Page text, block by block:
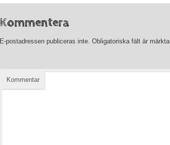
Kommentera
E-postadressen publiceras inte. Obligatoriska fält är märkta
Kommentar